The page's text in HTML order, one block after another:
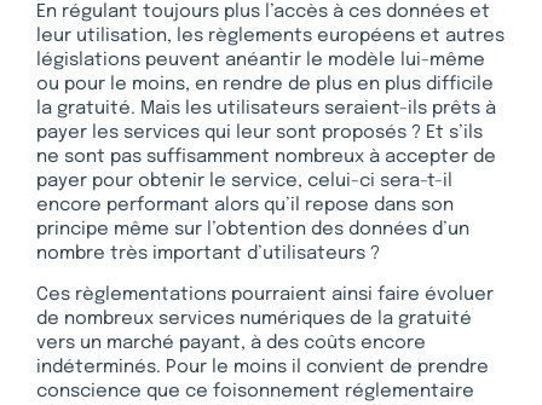
En régulant toujours plus l’accès à ces données et
leur utilisation, les règlements européens et autres
législations peuvent anéantir le modèle lui-même
ou pour le moins, en rendre de plus en plus difficile
la gratuité. Mais les utilisateurs seraient-ils prêts à
payer les services qui leur sont proposés ? Et s’ils
ne sont pas suffisamment nombreux à accepter de
payer pour obtenir le service, celui-ci sera-t-il
encore performant alors qu’il repose dans son
principe même sur l’obtention des données d’un
nombre très important d’utilisateurs ?
Ces règlementations pourraient ainsi faire évoluer
de nombreux services numériques de la gratuité
vers un marché payant, à des coûts encore
indéterminés. Pour le moins il convient de prendre
conscience que ce foisonnement réglementaire